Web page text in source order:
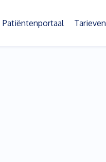
Patiëntenportaal Tarieven